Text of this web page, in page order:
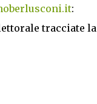
:
tracciate la